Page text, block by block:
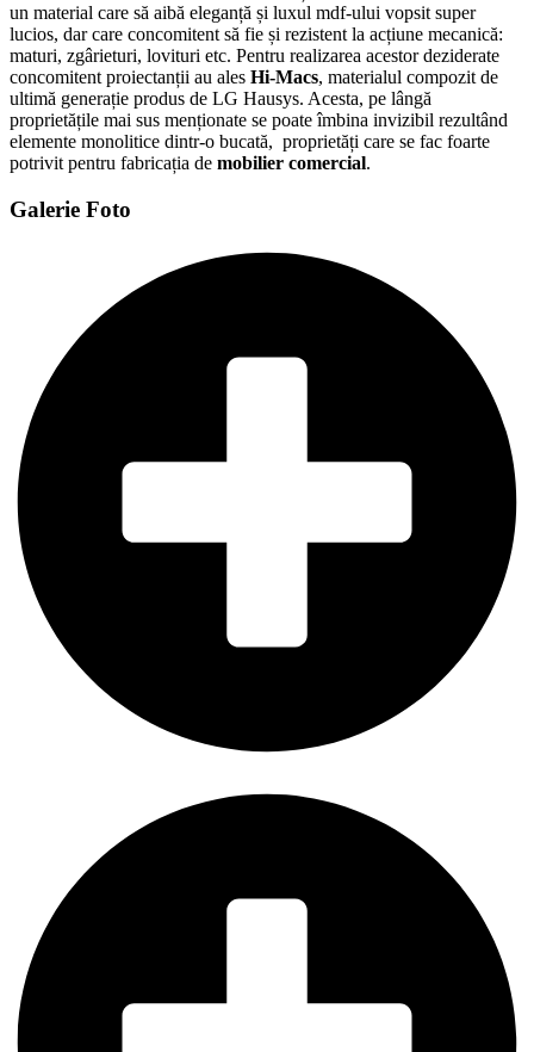
un material care să aibă eleganță și luxul mdf-ului vopsit super
lucios, dar care concomitent să fie și rezistent la acțiune mecanică:
maturi, zgârieturi, lovituri etc. Pentru realizarea acestor deziderate
concomitent proiectanții au ales Hi-Macs, materialul compozit de
ultimă generație produs de LG Hausys. Acesta, pe lângă
proprietățile mai sus menționate se poate îmbina invizibil rezultând
elemente monolitice dintr-o bucată, proprietăți care se fac foarte
potrivit pentru fabricația de mobilier comercial.
Galerie Foto